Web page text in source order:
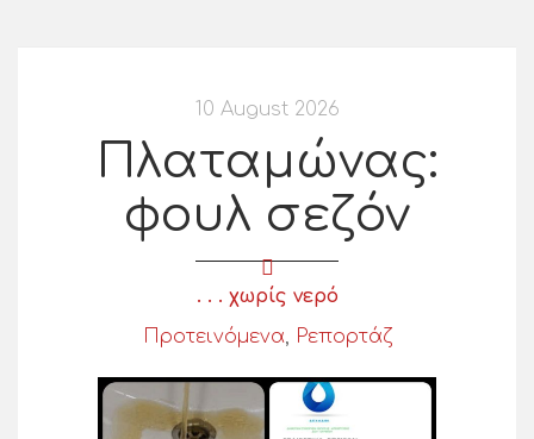
10 August 2026
Πλαταμώνας:
φουλ σεζόν
. . . χωρίς νερό
Προτεινόμενα, Ρεπορτάζ